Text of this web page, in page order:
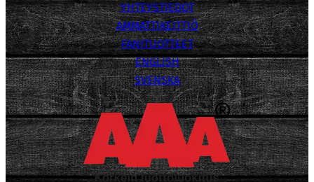
YHTEYSTIEDOT
AMMATTIKEITTIÖ
FANITUOTTEET
ENGLISH
SVENSKA